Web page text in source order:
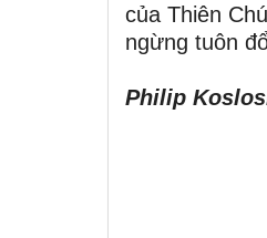
của Thiên
ngừng tuôn
Philip